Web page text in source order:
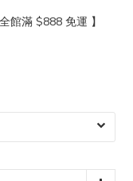
館滿 $888 免運 】